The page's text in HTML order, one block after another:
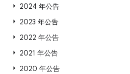
2024 年公告
2023 年公告
2022 年公告
2021 年公告
2020 年公告